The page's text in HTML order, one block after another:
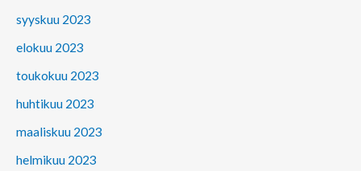
syyskuu 2023
elokuu 2023
toukokuu 2023
huhtikuu 2023
maaliskuu 2023
helmikuu 2023